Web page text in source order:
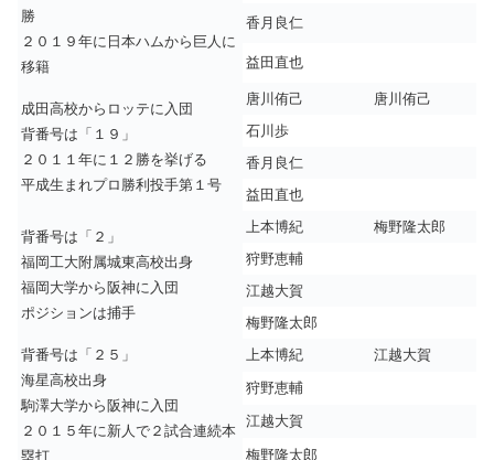
勝
２０１９年に日本ハムから巨人に
移籍
香月良仁
益田直也
成田高校からロッテに入団
背番号は「１９」
２０１１年に１２勝を挙げる
平成生まれプロ勝利投手第１号
唐川侑己
唐川侑己
石川歩
香月良仁
益田直也
背番号は「２」
福岡工大附属城東高校出身
福岡大学から阪神に入団
ポジションは捕手
上本博紀
梅野隆太郎
狩野恵輔
江越大賀
梅野隆太郎
背番号は「２５」
海星高校出身
駒澤大学から阪神に入団
２０１５年に新人で２試合連続本
塁打
上本博紀
江越大賀
狩野恵輔
江越大賀
梅野隆太郎